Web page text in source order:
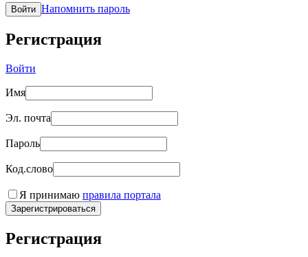
Войти Напомнить пароль
Регистрация
Войти
Имя
Эл. почта
Пароль
Код.слово
Я принимаю правила портала
Зарегистрироваться
Регистрация